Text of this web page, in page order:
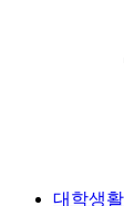
대학생활